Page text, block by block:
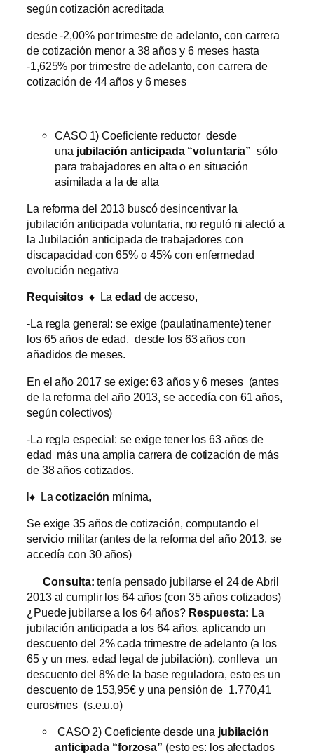
según cotización acreditada
desde -2,00% por trimestre de adelanto, con carrera
de cotización menor a 38 años y 6 meses hasta
-1,625% por trimestre de adelanto, con carrera de
cotización de 44 años y 6 meses
CASO 1) Coeficiente reductor desde
una jubilación anticipada “voluntaria” sólo
para trabajadores en alta o en situación
asimilada a la de alta
La reforma del 2013 buscó desincentivar la
jubilación anticipada voluntaria, no reguló ni afectó a
la Jubilación anticipada de trabajadores con
discapacidad con 65% o 45% con enfermedad
evolución negativa
Requisitos ♦ Laedad de acceso,
-La regla general: se exige (paulatinamente) tener
los 65 años de edad, desde los 63 años con
añadidos de meses.
En el año 2017 se exige: 63 años y 6 meses (antes
de la reforma del año 2013, se accedía con 61 años,
según colectivos)
-La regla especial: se exige tener los 63 años de
edad más una amplia carrera de cotización de más
de 38 años cotizados.
l♦Lacotización mínima,
Se exige 35 años de cotización, computando el
servicio militar (antes de la reforma del año 2013, se
accedía con 30 años)
Consulta: tenía pensado jubilarse el 24 de Abril
2013 al cumplir los 64 años (con 35 años cotizados)
¿Puede jubilarse a los 64 años? Respuesta: La
jubilación anticipada a los 64 años, aplicando un
descuento del 2% cada trimestre de adelanto (a los
65 y un mes, edad legal de jubilación), conlleva un
descuento del 8% de la base reguladora, esto es un
descuento de 153,95€ y una pensión de 1.770,41
euros/mes (s.e.u.o)
CASO 2) Coeficiente desde una jubilación
anticipada “forzosa” (esto es: los afectados